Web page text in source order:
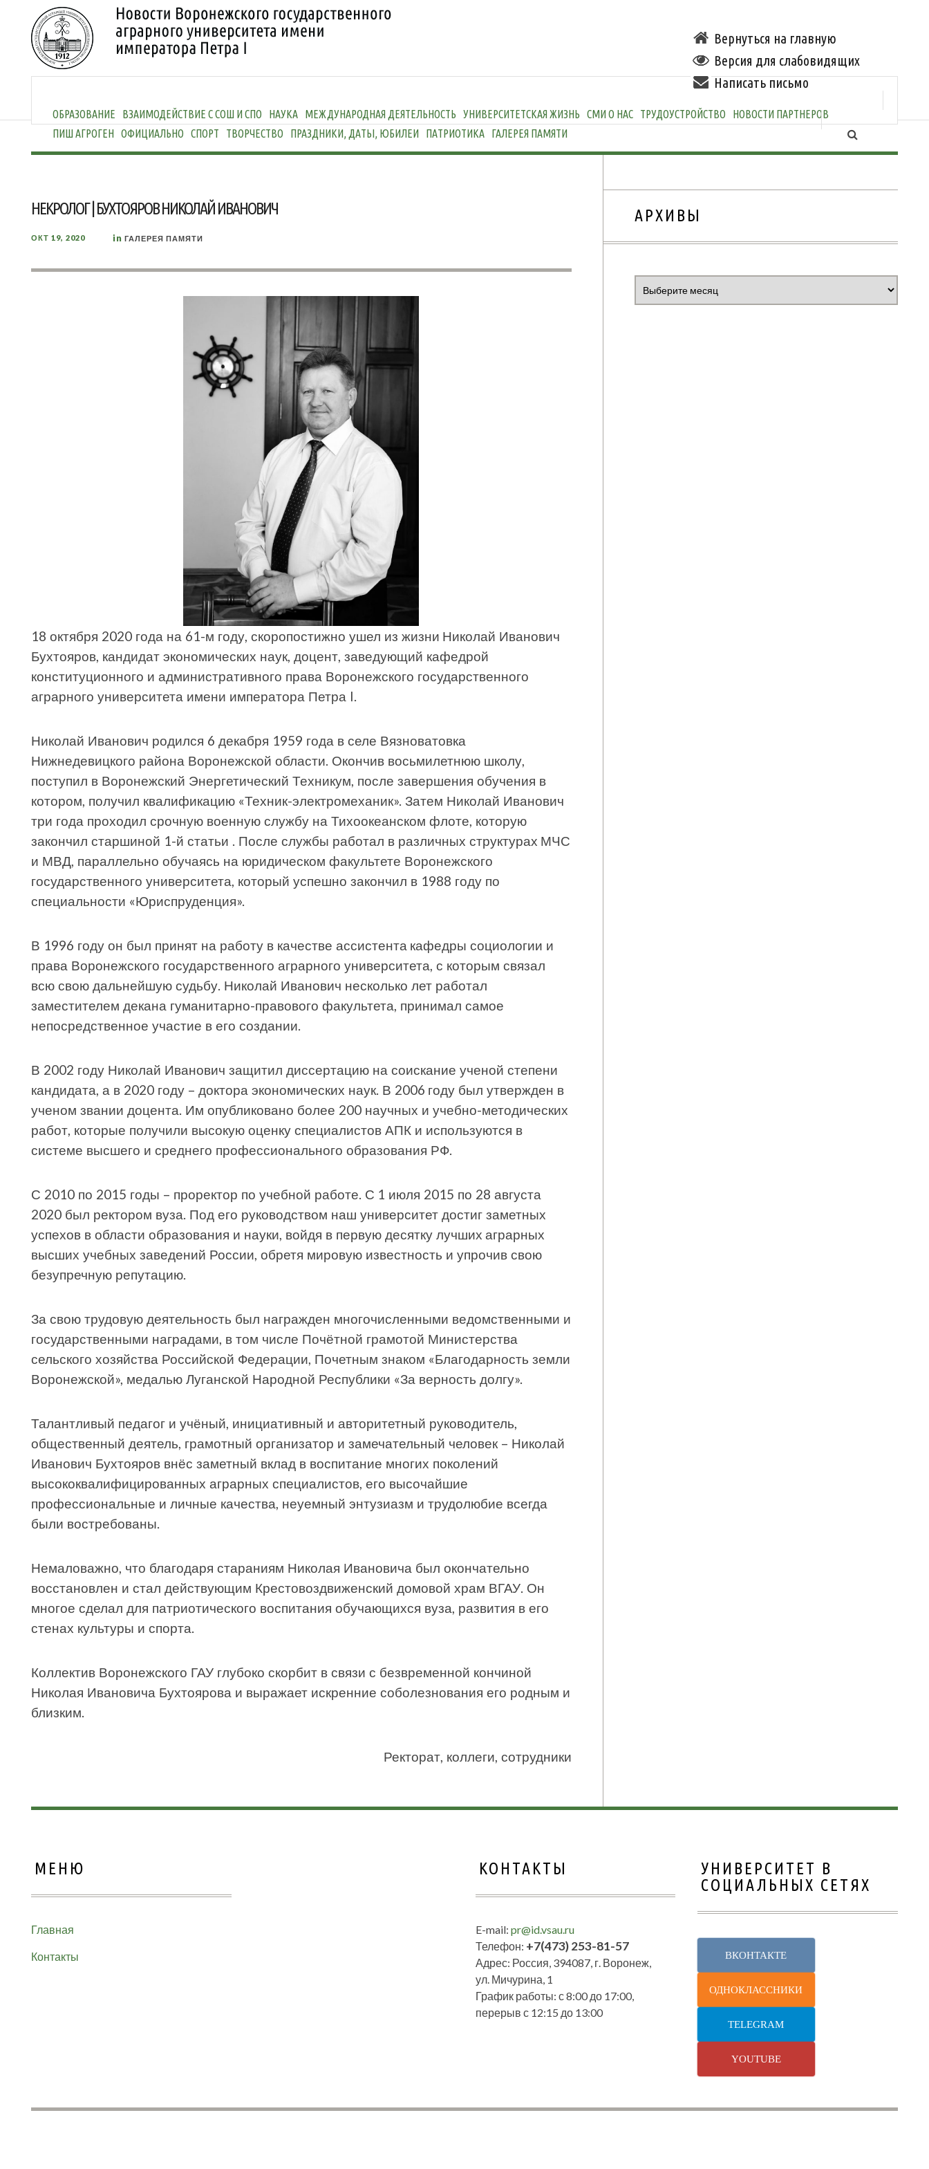
Вернуться на главную
Версия для слабовидящих
Написать письмо
ОБРАЗОВАНИЕ ВЗАИМОДЕЙСТВИЕ С СОШ И СПО НАУКА МЕЖДУНАРОДНАЯ ДЕЯТЕЛЬНОСТЬ УНИВЕРСИТЕТСКАЯ ЖИЗНЬ СМИ О НАС ТРУДОУСТРОЙСТВО
НОВОСТИ ПАРТНЕРОВ
ПИШ АГРОГЕН ОФИЦИАЛЬНО СПОРТ ТВОРЧЕСТВО ПРАЗДНИКИ, ДАТЫ, ЮБИЛЕИ ПАТРИОТИКА ГАЛЕРЕЯ ПАМЯТИ
НЕКРОЛОГ | БУХТОЯРОВ НИКОЛАЙ ИВАНОВИЧ
ОКТ 19, 2020 in ГАЛЕРЕЯ ПАМЯТИ
18 октября 2020 года на 61-м году, скоропостижно ушел из жизни Николай Иванович
Бухтояров, кандидат экономических наук, доцент, заведующий кафедрой
конституционного и административного права Воронежского государственного
аграрного университета имени императора Петра I.
Николай Иванович родился 6 декабря 1959 года в селе Вязноватовка
Нижнедевицкого района Воронежской области. Окончив восьмилетнюю школу,
поступил в Воронежский Энергетический Техникум, после завершения обучения в
котором, получил квалификацию «Техник-электромеханик». Затем Николай Иванович
три года проходил срочную военную службу на Тихоокеанском флоте, которую
закончил старшиной 1-й статьи . После службы работал в различных структурах МЧС
и МВД, параллельно обучаясь на юридическом факультете Воронежского
государственного университета, который успешно закончил в 1988 году по
специальности «Юриспруденция».
В 1996 году он был принят на работу в качестве ассистента кафедры социологии и
права Воронежского государственного аграрного университета, с которым связал
всю свою дальнейшую судьбу. Николай Иванович несколько лет работал
заместителем декана гуманитарно-правового факультета, принимал самое
непосредственное участие в его создании.
В 2002 году Николай Иванович защитил диссертацию на соискание ученой степени
кандидата, а в 2020 году – доктора экономических наук. В 2006 году был утвержден в
ученом звании доцента. Им опубликовано более 200 научных и учебно-методических
работ, которые получили высокую оценку специалистов АПК и используются в
системе высшего и среднего профессионального образования РФ.
С 2010 по 2015 годы – проректор по учебной работе. С 1 июля 2015 по 28 августа
2020 был ректором вуза. Под его руководством наш университет достиг заметных
успехов в области образования и науки, войдя в первую десятку лучших аграрных
высших учебных заведений России, обретя мировую известность и упрочив свою
безупречную репутацию.
За свою трудовую деятельность был награжден многочисленными ведомственными и
государственными наградами, в том числе Почётной грамотой Министерства
сельского хозяйства Российской Федерации, Почетным знаком «Благодарность земли
Воронежской», медалью Луганской Народной Республики «За верность долгу».
Талантливый педагог и учёный, инициативный и авторитетный руководитель,
общественный деятель, грамотный организатор и замечательный человек – Николай
Иванович Бухтояров внёс заметный вклад в воспитание многих поколений
высококвалифицированных аграрных специалистов, его высочайшие
профессиональные и личные качества, неуемный энтузиазм и трудолюбие всегда
были востребованы.
Немаловажно, что благодаря стараниям Николая Ивановича был окончательно
восстановлен и стал действующим Крестовоздвиженский домовой храм ВГАУ. Он
многое сделал для патриотического воспитания обучающихся вуза, развития в его
стенах культуры и спорта.
Коллектив Воронежского ГАУ глубоко скорбит в связи с безвременной кончиной
Николая Ивановича Бухтоярова и выражает искренние соболезнования его родным и
близким.
Ректорат, коллеги, сотрудники
АРХИВЫ
МЕНЮ
Главная
Контакты
КОНТАКТЫ
E-mail: pr@id.vsau.ru
Телефон: +7(473) 253-81-57
Адрес: Россия, 394087, г. Воронеж,
ул. Мичурина, 1
График работы: с 8:00 до 17:00,
перерыв с 12:15 до 13:00
УНИВЕРСИТЕТ В
СОЦИАЛЬНЫХ СЕТЯХ
ВКОНТАКТЕ
ОДНОКЛАССНИКИ
TELEGRAM
YOUTUBE